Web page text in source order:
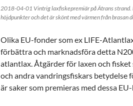
2018-04-01 Vintrig laxfiskepremiär på Ätrans strand.
höjdpunkter och det är skönt med värmen från brasan
Olika EU-fonder som ex LIFE-
förbättra och marknadsföra detta
atlantlax. Åtgärder för laxen och
och andra vandringsfiskars betydelse
är saker som premieras med dessa